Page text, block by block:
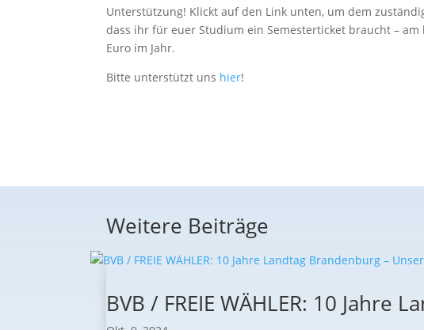
Unterstützung! Klickt auf den Link unten, um dem
dass ihr für euer Studium ein Semesterticket braucht –
Euro im Jahr.
Bitte unterstützt uns hier!
Weitere Beiträge
BVB / FREIE WÄHLER: 10 Jahre